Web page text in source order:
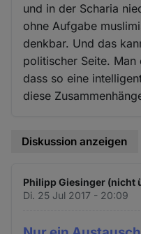
und in der Scharia
ohne Aufgabe
denkbar. Und das
politischer Seite.
dass so eine
diese
Diskussion anzeigen
Philipp Giesinger (nicht
Di. 25 Jul 2017 - 20:09